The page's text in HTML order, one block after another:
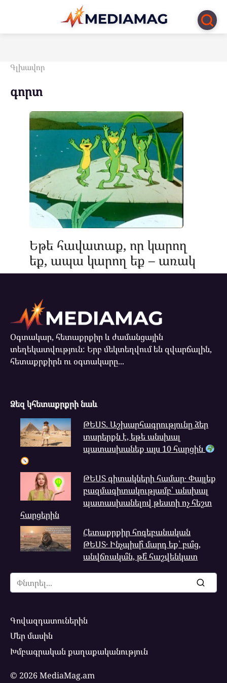
Перейти
контенту
Գլխավոր
գորտ
Եթե հավատաք, որ կարող
եք, ապա կարող եք – առակ
Օգտակար, հետաքրքիր և ժամանցային
տեղեկատվություն: Երբ մեկտեղվում են զվարճալին,
հետաքրքիրն ու օգտակարը...
Ձեզ կհետաքրքրի նաև
ԹԵՍՏ. Աշխարհագրությունը ձեր
տարերքն է, եթե անսխալ
պատասխանեք այս 10 հարցին
ԹԵՍՏ գիտակների համար․ Փայլեք
բազմագիտակությամբ՝ անսխալ
պատասխանելով թեստի ոչ հեշտ
հարցերին
Հետաքրքիր հոգեբանական
ԹԵՍՏ․ Ինչպիսի՞ մարդ եք՝ բա՞ց,
անվճռակա՞ն, թե՞ հաշվենկատ
Search
for:
Գովազդատուներին
Մեր մասին
Խմբագրական քաղաքականություն
© 2026 MediaMag.am